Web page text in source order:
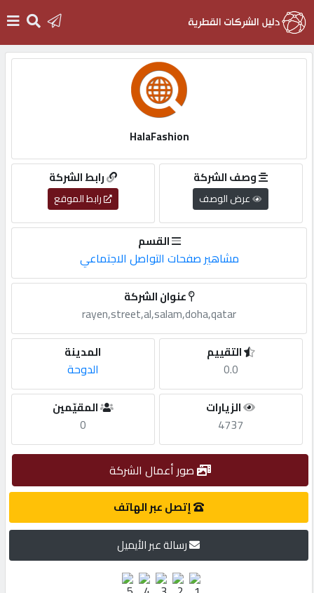
التسجيل
English
أضف
مطلوب
طلب
الاحصائيات
مميزة
HalaFashion
رابط الشركة
رابط الموقع
وصف الشركة
عرض الوصف
القسم
مشاهير صفحات التواصل الاجتماعي
عنوان الشركة
rayen,street,al,salam,doha,qatar
المدينة
الدوحة
التقييم
0.0
المقيّمين
0
الزيارات
4737
صور أعمال الشركة
إتصل عبر الهاتف
رسالة عبر الأيميل